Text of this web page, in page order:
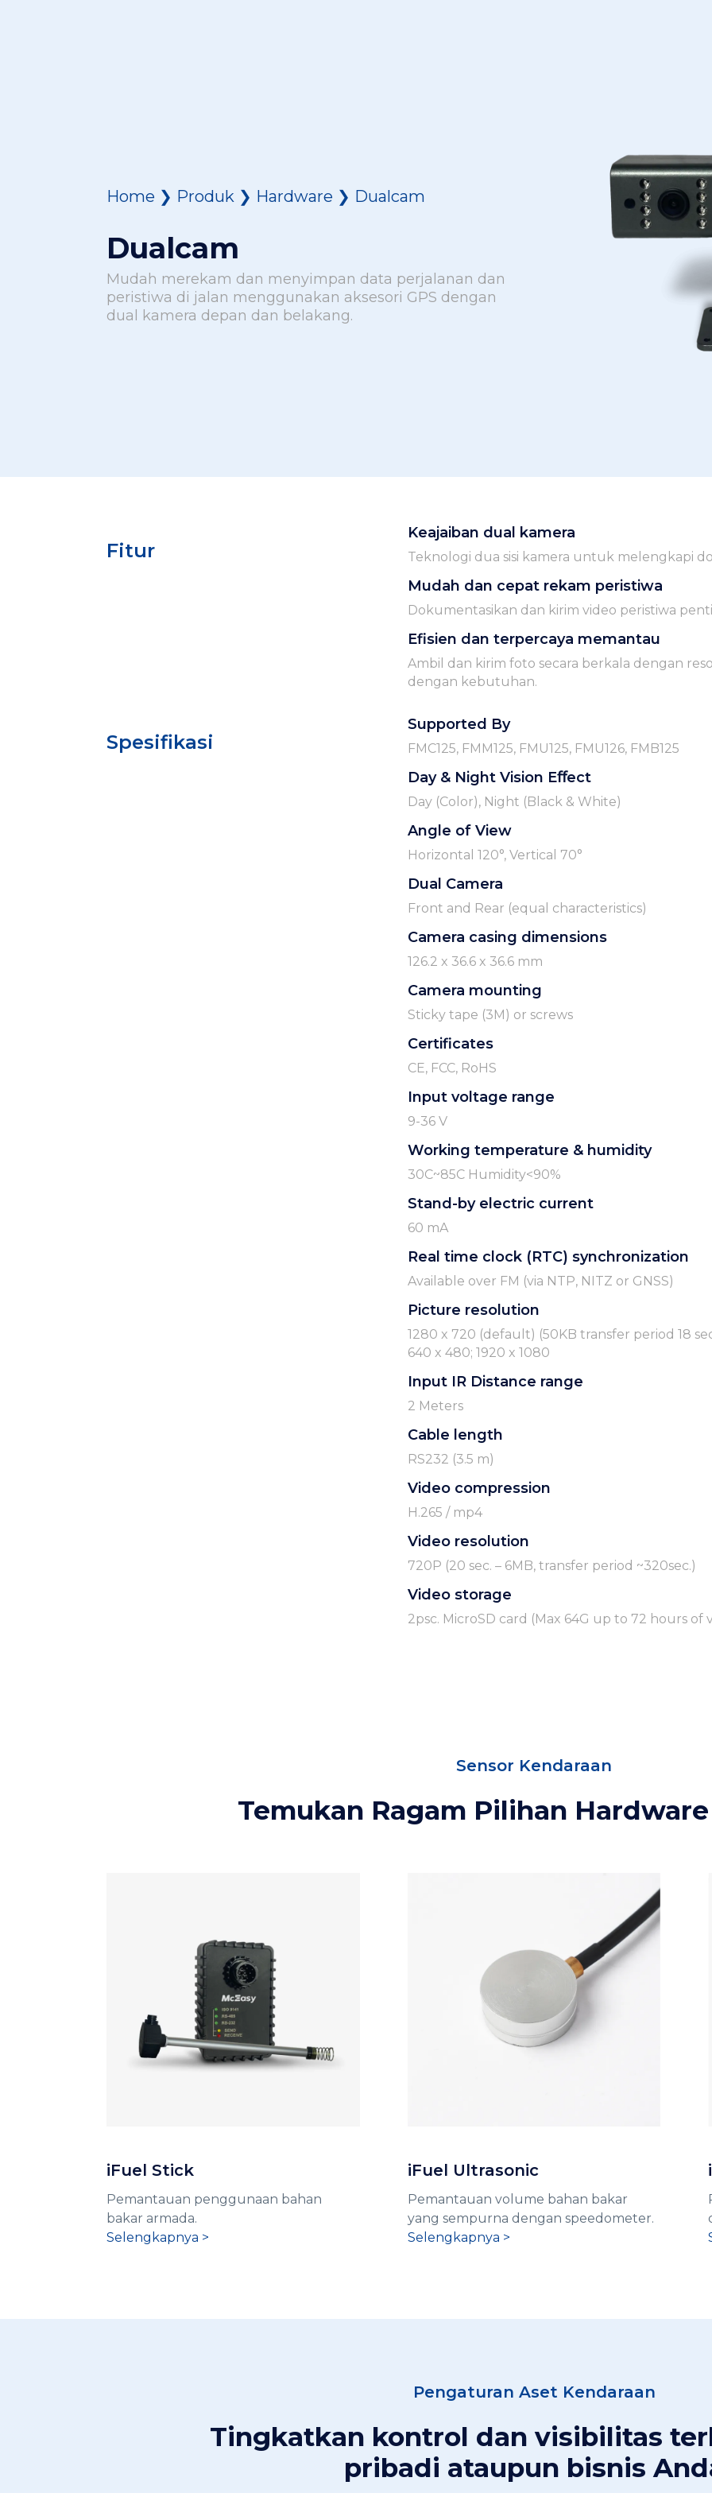
Home ❯ Produk ❯ Hardware ❯ Dualcam
Dualcam
Mudah merekam dan menyimpan data perjalanan dan
peristiwa di jalan menggunakan aksesori GPS dengan
dual kamera depan dan belakang.
Fitur
Keajaiban dual kamera
Teknologi dua sisi kamera untuk melengkapi
Mudah dan cepat rekam peristiwa
Dokumentasikan dan kirim video peristiwa
Efisien dan terpercaya memantau
Ambil dan kirim foto secara berkala dengan
dengan kebutuhan.
Spesifikasi
Supported By
FMC125, FMM125, FMU125, FMU126, FMB125
Day & Night Vision Eﬀect
Day (Color), Night (Black & White)
Angle of View
Horizontal 120°, Vertical 70°
Dual Camera
Front and Rear (equal characteristics)
Camera casing dimensions
126.2 x 36.6 x 36.6 mm
Camera mounting
Sticky tape (3M) or screws
Certificates
CE, FCC, RoHS
Input voltage range
9-36 V
Working temperature & humidity
30C~85C Humidity<90%
Stand-by electric current
60 mA
Real time clock (RTC) synchronization
Available over FM (via NTP, NITZ or GNSS)
Picture resolution
1280 x 720 (default) (50KB transfer period 18
640 x 480; 1920 x 1080
Input IR Distance range
2 Meters
Cable length
RS232 (3.5 m)
Video compression
H.265 / mp4
Video resolution
720P (20 sec. – 6MB, transfer period ~320sec.)
Video storage
2psc. MicroSD card (Max 64G up to 72 hours of
Sensor Kendaraan
Temukan Ragam Pilihan
iFuel Stick
Pemantauan penggunaan bahan
bakar armada.
Selengkapnya >
iFuel Ultrasonic
Pemantauan volume bahan bakar
yang sempurna dengan speedometer.
Selengkapnya >
Pengaturan Aset Kendaraan
Tingkatkan kontrol dan visibilitas
pribadi ataupun bisnis